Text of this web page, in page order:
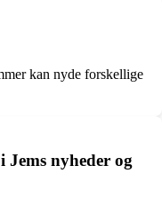
kan nyde forskellige
nyheder og